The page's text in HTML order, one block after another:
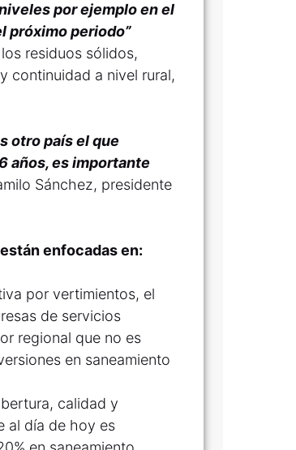
por ejemplo en el
próximo periodo”
residuos sólidos,
continuidad a nivel rural,
otro país el que
años, es importante
Sánchez, presidente
enfocadas en:
por vertimientos, el
de servicios
regional que no es
en saneamiento
calidad y
al día de hoy es